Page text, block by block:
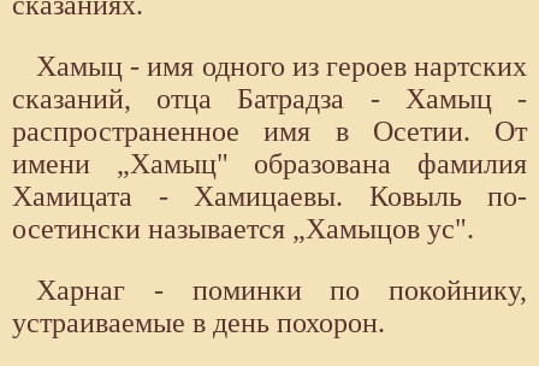
Хамыц - имя одного из героев нартских
сказаний, отца Батрадза - Хамыц -
распространенное имя в Осетии. От
имени „Хамыц" образована фамилия
Хамицата - Хамицаевы. Ковыль по-
осетински называется „Хамыцов ус".
Харнаг - поминки по покойнику,
устраиваемые в день похорон.